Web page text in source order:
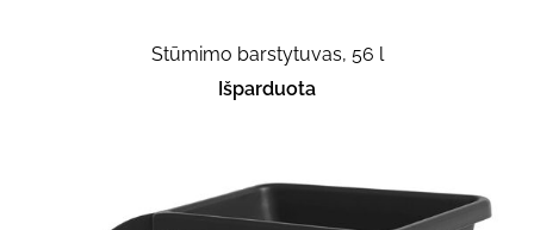
Stūmimo barstytuvas, 56 l
Išparduota